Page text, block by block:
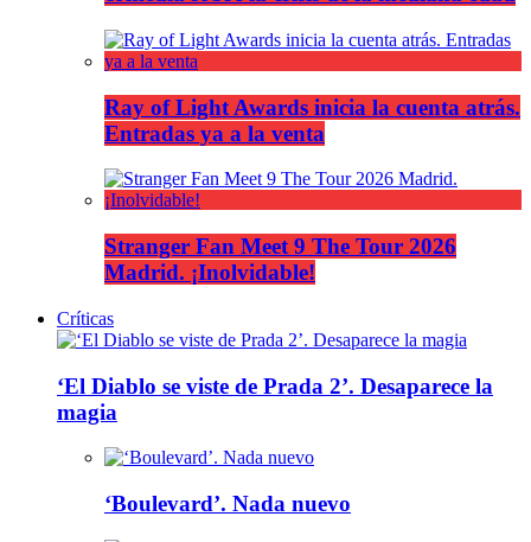
Ray of Light Awards inicia la cuenta atrás.
Entradas ya a la venta
Stranger Fan Meet 9 The Tour 2026
Madrid. ¡Inolvidable!
Críticas
‘El Diablo se viste de Prada 2’. Desaparece la
magia
‘Boulevard’. Nada nuevo